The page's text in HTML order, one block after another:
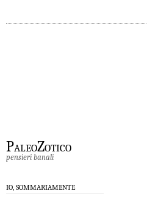
PaleoZotico
pensieri banali
IO, SOMMARIAMENTE